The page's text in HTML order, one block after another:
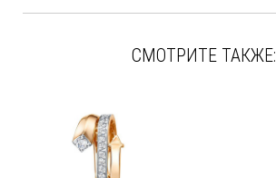
СМОТРИТЕ ТАКЖЕ: